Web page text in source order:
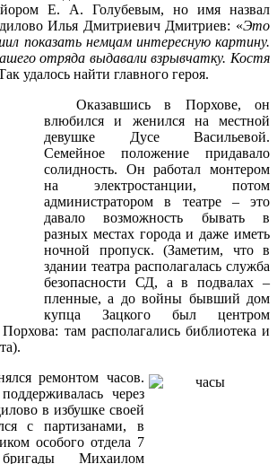
Е. А. Голубевым, но имя назвал
Илья Дмитриевич Дмитриев: «Это
показать немцам интересную картину.
отряда выдавали взрывчатку. Костя
удалось найти главного героя.
Оказавшись в Порхове, он
влюбился и женился на местной
девушке Дусе Васильевой.
Семейное положение придавало
солидность. Он работал монтером
на электростанции, потом
администратором в театре – это
давало возможность бывать в
разных местах города и даже иметь
ночной пропуск. (Заметим, что в
здании театра располагалась служба
безопасности СД, а в подвалах –
пленные, а до войны бывший дом
купца Зацкого был центром
там располагались библиотека и
ремонтом часов.
через
в избушке своей
с партизанами, в
особого отдела 7
Михаилом